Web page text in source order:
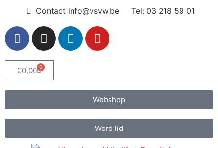
Contact info@vsvw.be Tel: 03 218 59 01
€0,00 0
Webshop
Word lid